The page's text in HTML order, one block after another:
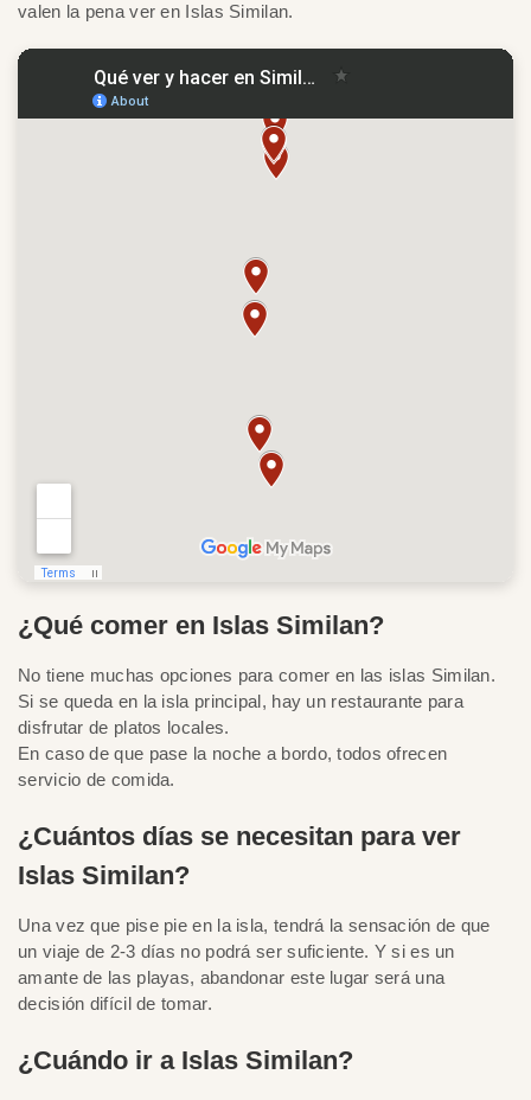
valen la pena ver en Islas Similan.
¿Qué comer en Islas Similan?
No tiene muchas opciones para comer en las islas Similan.
Si se queda en la isla principal, hay un restaurante para
disfrutar de platos locales.
En caso de que pase la noche a bordo, todos ofrecen
servicio de comida.
¿Cuántos días se necesitan para ver
Islas Similan?
Una vez que pise pie en la isla, tendrá la sensación de que
un viaje de 2-3 días no podrá ser suficiente. Y si es un
amante de las playas, abandonar este lugar será una
decisión difícil de tomar.
¿Cuándo ir a Islas Similan?